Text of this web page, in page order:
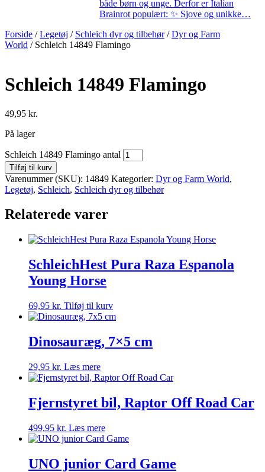
både børn og unge. Derfor er Italian
Brainrot populært: ✨ Sjove og unikke…
Forside /Legetøj / Schleich dyr og tilbehør/Dyr og Farm
World / Schleich 14849 Flamingo
Schleich 14849 Flamingo
49,95 kr.
På lager
Schleich 14849 Flamingo antal
Tilføj til kurv
Varenummer (SKU): 14849 Kategorier: Dyr og Farm World,
Legetøj, Schleich, Schleich dyr og tilbehør
Relaterede varer
SchleichHest Pura Raza Espanola
Young Horse
69,95 kr. Tilføj til kurv
Dinosauræg, 7×5 cm
29,95 kr. Læs mere
Fjernstyret bil, Raptor Off Road Car
499,95 kr. Læs mere
UNO junior Card Game